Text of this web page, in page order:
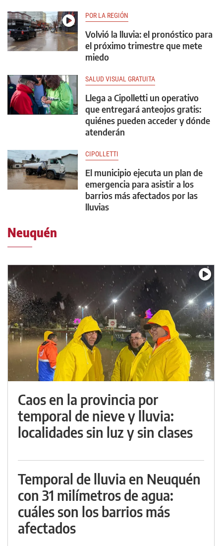
POR LA REGIÓN
Volvió la lluvia: el pronóstico para
el próximo trimestre que mete
miedo
SALUD VISUAL GRATUITA
Llega a Cipolletti un operativo
que entregará anteojos gratis:
quiénes pueden acceder y dónde
atenderán
CIPOLLETTI
El municipio ejecuta un plan de
emergencia para asistir a los
barrios más afectados por las
lluvias
Neuquén
Caos en la provincia por
temporal de nieve y lluvia:
localidades sin luz y sin clases
Temporal de lluvia en Neuquén
con 31 milímetros de agua:
cuáles son los barrios más
afectados